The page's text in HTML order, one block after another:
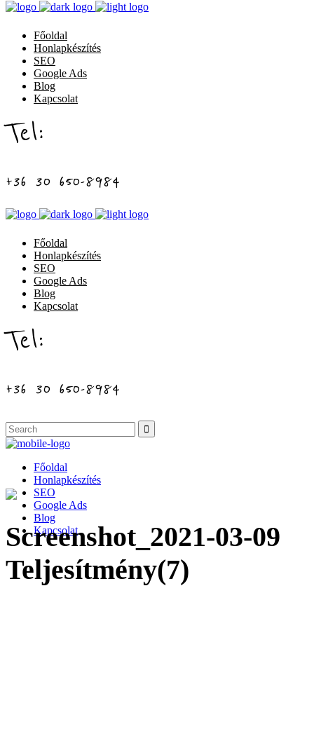
Főoldal
Honlapkészítés
SEO
Google Ads
Blog
Kapcsolat
Tel:
+36 30 650-8984
Főoldal
Honlapkészítés
SEO
Google Ads
Blog
Kapcsolat
Tel:
+36 30 650-8984
Főoldal
Honlapkészítés
SEO
Google Ads
Blog
Kapcsolat
Screenshot_2021-03-09
Teljesítmény(7)